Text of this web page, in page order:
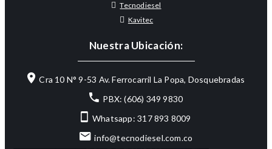
Tecnodiesel
Kavitec
Nuestra Ubicación:
Cra 10 N° 9-53 Av. Ferrocarril La Popa, Dosquebradas
PBX: (606) 349 9830
Whatsapp: 317 893 8009
info@tecnodiesel.com.co